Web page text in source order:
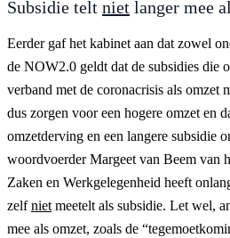
Subsidie telt niet langer mee
Eerder gaf het kabinet aan dat zowel
de NOW2.0 geldt dat de subsidies die
verband met de coronacrisis als omzet
dus zorgen voor een hogere omzet en
omzetderving en een langere subsidie
woordvoerder Margeet van Beem van
Zaken en Werkgelegenheid heeft
zelfniet meetelt als subsidie. Let wel,
mee als omzet, zoals de